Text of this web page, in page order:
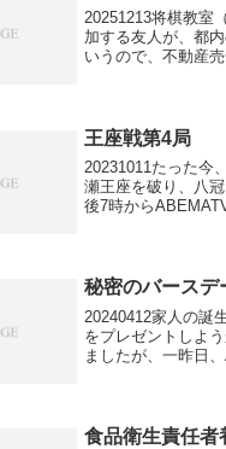
20251213将棋教室
加する友人が、都
いうので、不動産
枚にまとめた提...
王座戦第4局
20231011たった今
瀬王座を破り、八
後7時から
られそ...
秘密のバースデ
20240412家人の誕
をプレゼントしよ
ましたが、一昨日
多）、評判の良...
食品衛生責任者